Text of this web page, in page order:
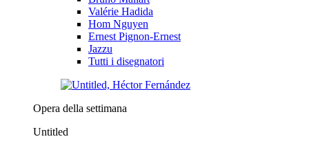
Valérie Hadida
Hom Nguyen
Ernest Pignon-Ernest
Jazzu
Tutti i disegnatori
Opera della settimana
Untitled